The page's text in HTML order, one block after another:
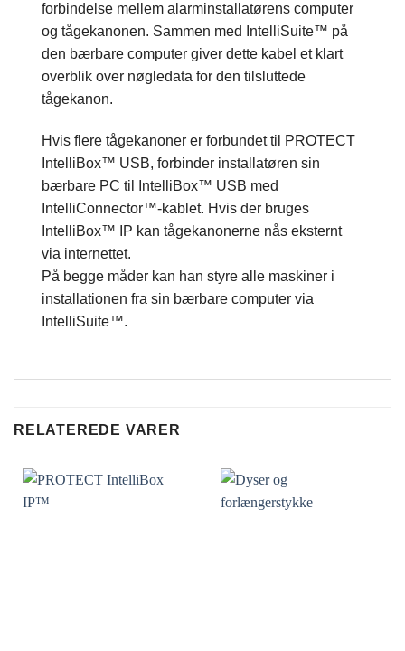
forbindelse mellem alarminstallatørens computer
og tågekanonen. Sammen med IntelliSuite™ på
den bærbare computer giver dette kabel et klart
overblik over nøgledata for den tilsluttede
tågekanon.
Hvis flere tågekanoner er forbundet til PROTECT
IntelliBox™ USB, forbinder installatøren sin
bærbare PC til IntelliBox™ USB med
IntelliConnector™-kablet. Hvis der bruges
IntelliBox™ IP kan tågekanonerne nås eksternt
via internettet.
På begge måder kan han styre alle maskiner i
installationen fra sin bærbare computer via
IntelliSuite™.
RELATEREDE VARER